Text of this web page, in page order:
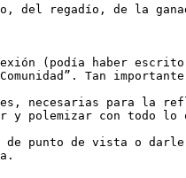
del regadío, de la
(podía haber
Tan
necesarias para la
y polemizar con todo lo
de punto de vista o